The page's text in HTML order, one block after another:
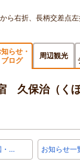
ら右折、長柄交差点
らせ・
ブログ
周辺観光
久保治（く
・… お知らせ一